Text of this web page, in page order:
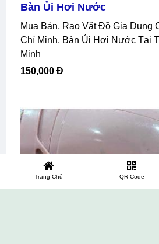
Bàn Ủi Hơi Nước
Mua Bán, Rao Vặt Đồ Gia Dụng Cũ Tân Bình Hồ
Chí Minh, Bàn Ủi Hơi Nước Tại
Minh
150,000 Đ
Trang Chủ QR Code